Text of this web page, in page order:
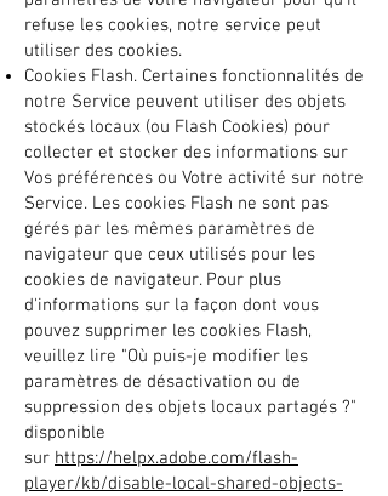
refuse les cookies, notre service peut
utiliser des cookies.
Cookies Flash. Certaines fonctionnalités de
notre Service peuvent utiliser des objets
stockés locaux (ou Flash Cookies) pour
collecter et stocker des informations sur
Vos préférences ou Votre activité sur notre
Service. Les cookies Flash ne sont pas
gérés par les mêmes paramètres de
navigateur que ceux utilisés pour les
cookies de navigateur. Pour plus
d'informations sur la façon dont vous
pouvez supprimer les cookies Flash,
veuillez lire "Où puis-je modifier les
paramètres de désactivation ou de
suppression des objets locaux partagés ?"
disponible
sur https://helpx.adobe.com/flash-
player/kb/disable-local-shared-objects-